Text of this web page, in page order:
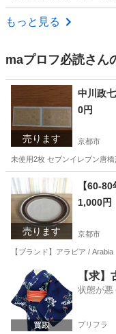
京都 船井郡
もっと見る
maプロフ必読さん
売ります
中川政
0円
京都市
未使用2枚 セブンイレブン唐
京都 京都市
売ります
【60-
1,000円
京都市
【ブランド】アラビア /
京都 京都市 その他
【求
状態が悪
プリフラ